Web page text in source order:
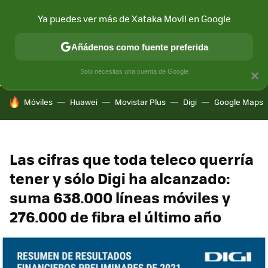
CONECTIVIDAD MÓVIL Y SOCIEDAD APLICACIONES
HOY SE HABLA DE
Móviles Huawei Movistar Plus Digi Google Maps
Las cifras que toda teleco querría
tener y sólo Digi ha alcanzado:
suma 638.000 líneas móviles y
276.000 de fibra el último año
×
Ya puedes ver más de Xataka Movil en Google
Añádenos como fuente preferida
Solo necesitas una cuenta de Google